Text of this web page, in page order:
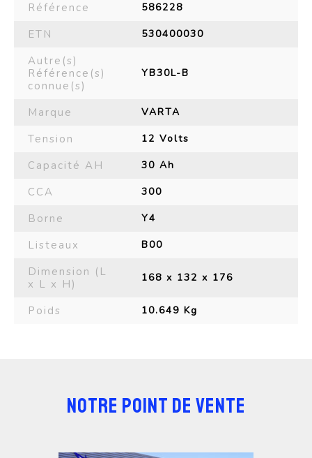
Référence 586228
ETN 530400030
Autre(s)
Référence(s)
connue(s)
YB30L-B
Marque VARTA
Tension 12 Volts
Capacité AH 30 Ah
CCA 300
Borne Y4
Listeaux B00
Dimension (L
x L x H)
168 x 132 x 176
Poids 10.649 Kg
NOTRE POINT DE VENTE